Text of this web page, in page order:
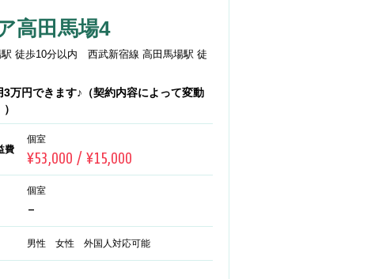
高田馬場4
徒歩10分以内 西武新宿線 高田馬場駅 徒
3万円できます♪（契約内容によって変動
費
個室
¥53,000 / ¥15,000
個室
-
男性 女性 外国人対応可能